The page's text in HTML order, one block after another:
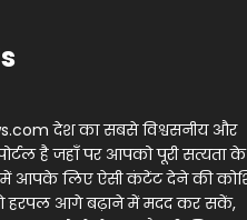
देश का सबसे विश्वसनीय और
है जहाँ पर आपको पूरी सत्यता के
में आपके लिए ऐसी कंटेंट देने की
हरपल आगे बढ़ाने में मदद कर सकें,